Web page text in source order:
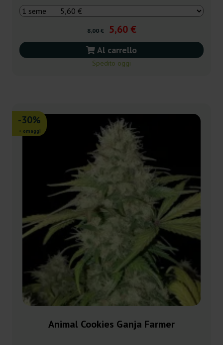
8,00 € 5,60 €
Al carrello
Spedito oggi
-30%
+ omaggi
Animal Cookies Ganja Farmer